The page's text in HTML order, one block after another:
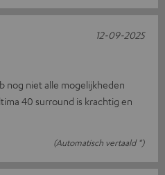
nog niet alle mogelijkheden
40 surround is krachtig en
(Automatisch vertaald *)
12-09-2025